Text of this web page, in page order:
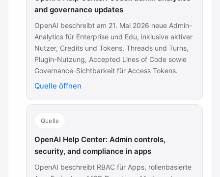
and governance updates
OpenAI beschreibt am 21. Mai 2026 neue Admin-
Analytics für Enterprise und Edu, inklusive aktiver
Nutzer, Credits und Tokens, Threads und Turns,
Plugin-Nutzung, Accepted Lines of Code sowie
Governance-Sichtbarkeit für Access Tokens.
Quelle öffnen
Quelle
OpenAI Help Center: Admin controls,
security, and compliance in apps
OpenAI beschreibt RBAC für Apps, rollenbasierte